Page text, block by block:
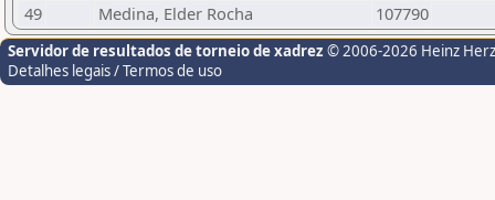
49
Medina, Elder Rocha 107790
Servidor de resultados de torneio de xadrez © 2006-2026 Heinz
Detalhes legais / Termos de uso